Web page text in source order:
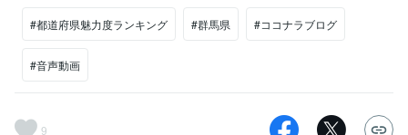
#都道府県魅力度ランキング #群馬県 #ココナラブログ
#音声動画
9